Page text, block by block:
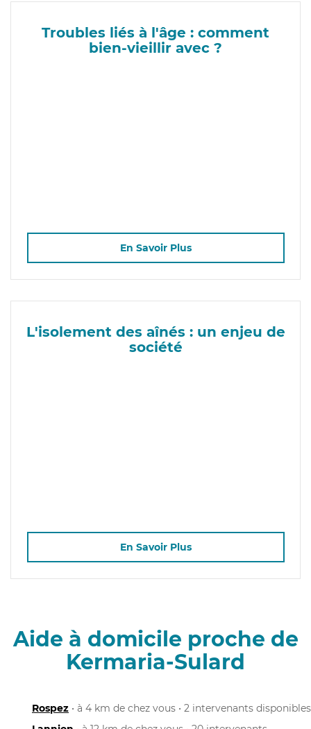
Troubles liés à l'âge : comment
bien-vieillir avec ?
En Savoir Plus
L'isolement des aînés : un enjeu de
société
En Savoir Plus
Aide à domicile proche de
Kermaria-Sulard
Rospez • à 4 km de chez vous • 2 intervenants disponibles